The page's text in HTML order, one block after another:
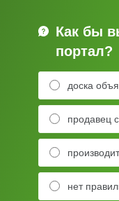
Как бы
портал?
доска
продавец
нет